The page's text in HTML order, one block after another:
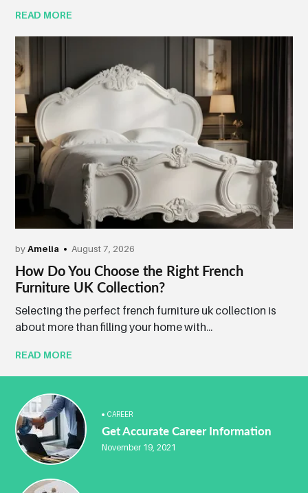
READ MORE
byAmelia August 7, 2026
How Do You Choose the Right French
Furniture UK Collection?
Selecting the perfect french furniture uk collection is
about more than filling your home with...
READ MORE
CAREER
Get Accurate Career Information
November 19, 2021